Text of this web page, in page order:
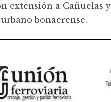
extensión a Cañuelas
bonaerense.